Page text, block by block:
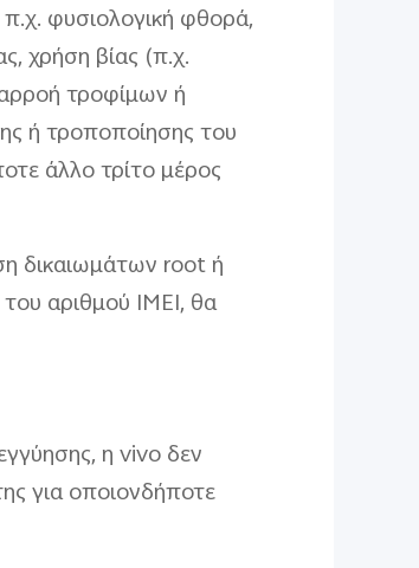
φυσιολογική φθορά,
χρήση βίας (π.χ.
τροφίμων ή
ή τροποποίησης του
άλλο τρίτο μέρος
δικαιωμάτων root ή
αριθμού IMEI, θα
η vivo δεν
για οποιονδήποτε